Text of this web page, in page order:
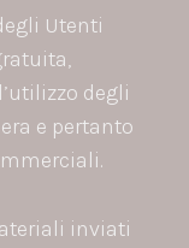
Utenti
degli
e pertanto
inviati